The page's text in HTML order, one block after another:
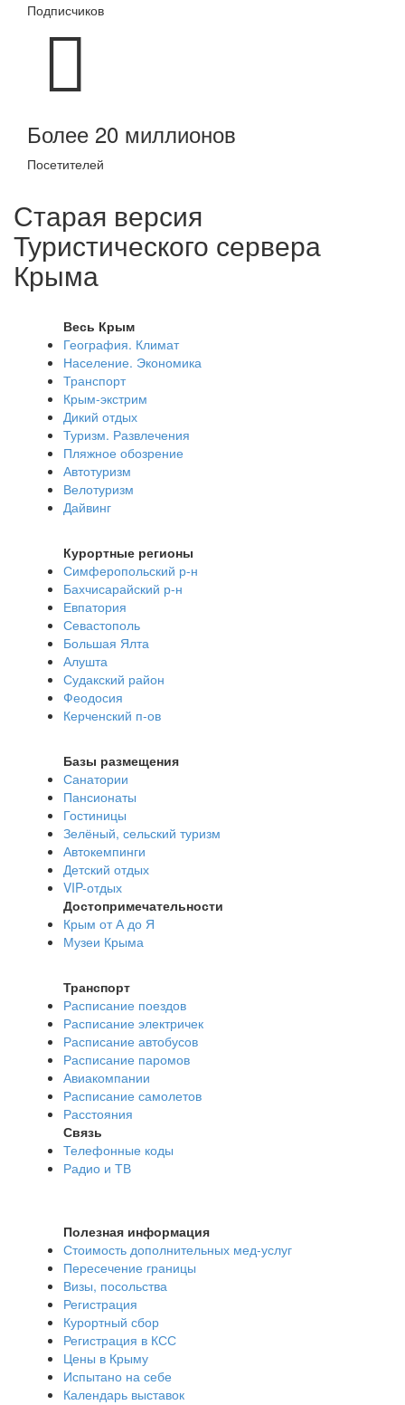
Подписчиков
Более 20 миллионов
Посетителей
Старая версия
Туристического сервера
Крыма
Весь Крым
География. Климат
Население. Экономика
Транспорт
Крым-экстрим
Дикий отдых
Туризм. Развлечения
Пляжное обозрение
Автотуризм
Велотуризм
Дайвинг
Курортные регионы
Симферопольский р-н
Бахчисарайский р-н
Евпатория
Севастополь
Большая Ялта
Алушта
Судакский район
Феодосия
Керченский п-ов
Базы размещения
Санатории
Пансионаты
Гостиницы
Зелёный, сельский туризм
Автокемпинги
Детский отдых
VIP-отдых
Достопримечательности
Крым от А до Я
Музеи Крыма
Транспорт
Расписание поездов
Расписание электричек
Расписание автобусов
Расписание паромов
Авиакомпании
Расписание самолетов
Расстояния
Связь
Телефонные коды
Радио и ТВ
Полезная информация
Стоимость дополнительных мед-услуг
Пересечение границы
Визы, посольства
Регистрация
Курортный сбор
Регистрация в КСС
Цены в Крыму
Испытано на себе
Календарь выставок